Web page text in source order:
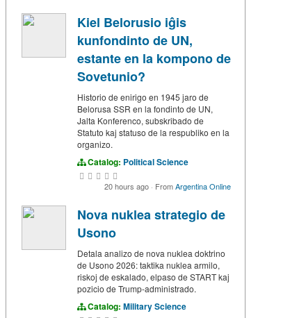
Kiel Belorusio iĝis
kunfondinto de UN,
estante en la kompono de
Sovetunio?
Historio de enirigo en 1945 jaro de
Belorusa SSR en la fondinto de UN,
Jalta Konferenco, subskribado de
Statuto kaj statuso de la respubliko en la
organizo.
Catalog: Political Science
20 hours ago · FromArgentina Online
Nova nuklea strategio de
Usono
Detala analizo de nova nuklea doktrino
de Usono 2026: taktika nuklea armilo,
riskoj de eskalado, elpaso de START kaj
pozicio de Trump-administrado.
Catalog: Military Science